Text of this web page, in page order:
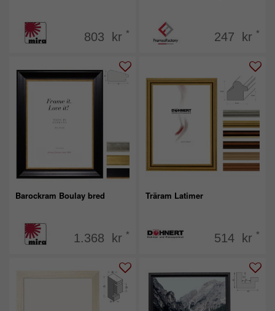
803 kr * 247 kr *
Barockram Boulay bred
1.368 kr *
Träram Latimer
514 kr *